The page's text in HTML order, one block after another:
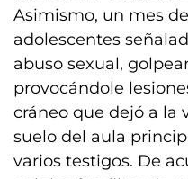
Asimismo, un mes
adolescentes
abuso sexual,
provocándole
cráneo que dejó a la
suelo del aula
varios testigos. De